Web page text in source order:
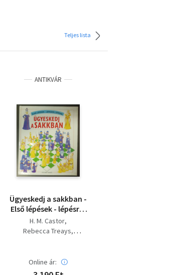
Teljes lista
ANTIKVÁR
Ügyeskedj a sakkban -
Első lépések - lépésről
lépésre - Megkímélt
állapotban
H. M. Castor
Rebecca Treays
Online ár: